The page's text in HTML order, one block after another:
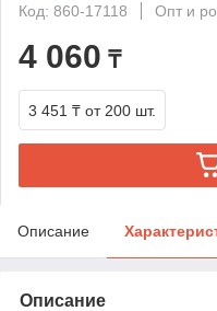
Код: 860-17118
Опт и
4 060 ₸
3 451 ₸ от 200 шт.
Описание
Описание